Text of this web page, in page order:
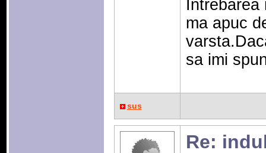
Intrebarea
ma apuc
sa imi
sus
Re: